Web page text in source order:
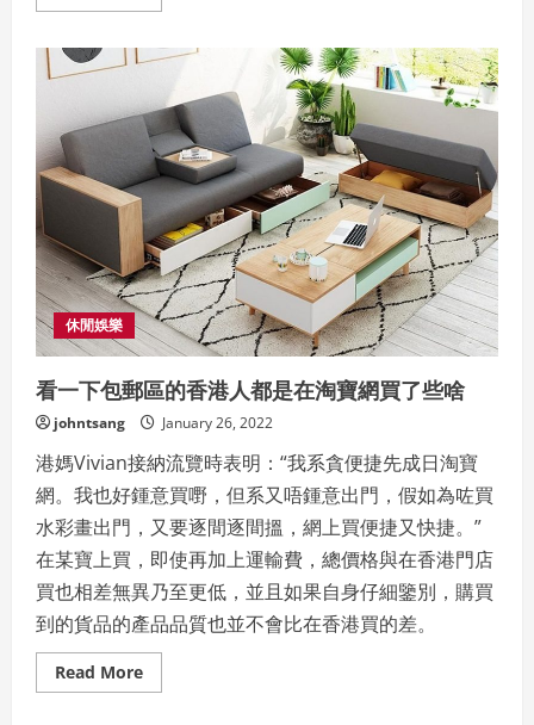
more
形
的
冠
軍？-
博
士
倫
澈
日
拋
ultra1day
休閒娛樂
看一下包郵區的香港人都是在淘寶網買了些啥
johntsang January 26, 2022
港媽Vivian接納流覽時表明：“我系貪便捷先成日淘寶
網。我也好鍾意買嘢，但系又唔鍾意出門，假如為咗買
水彩畫出門，又要逐間逐間搵，網上買便捷又快捷。”
在某寶上買，即使再加上運輸費，總價格與在香港門店
買也相差無異乃至更低，並且如果自身仔細鑒別，購買
到的貨品的產品品質也並不會比在香港買的差。
Read MoreRead
more